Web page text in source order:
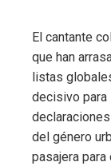
El cantante
que han
listas
decisivo para
del género
pasajera